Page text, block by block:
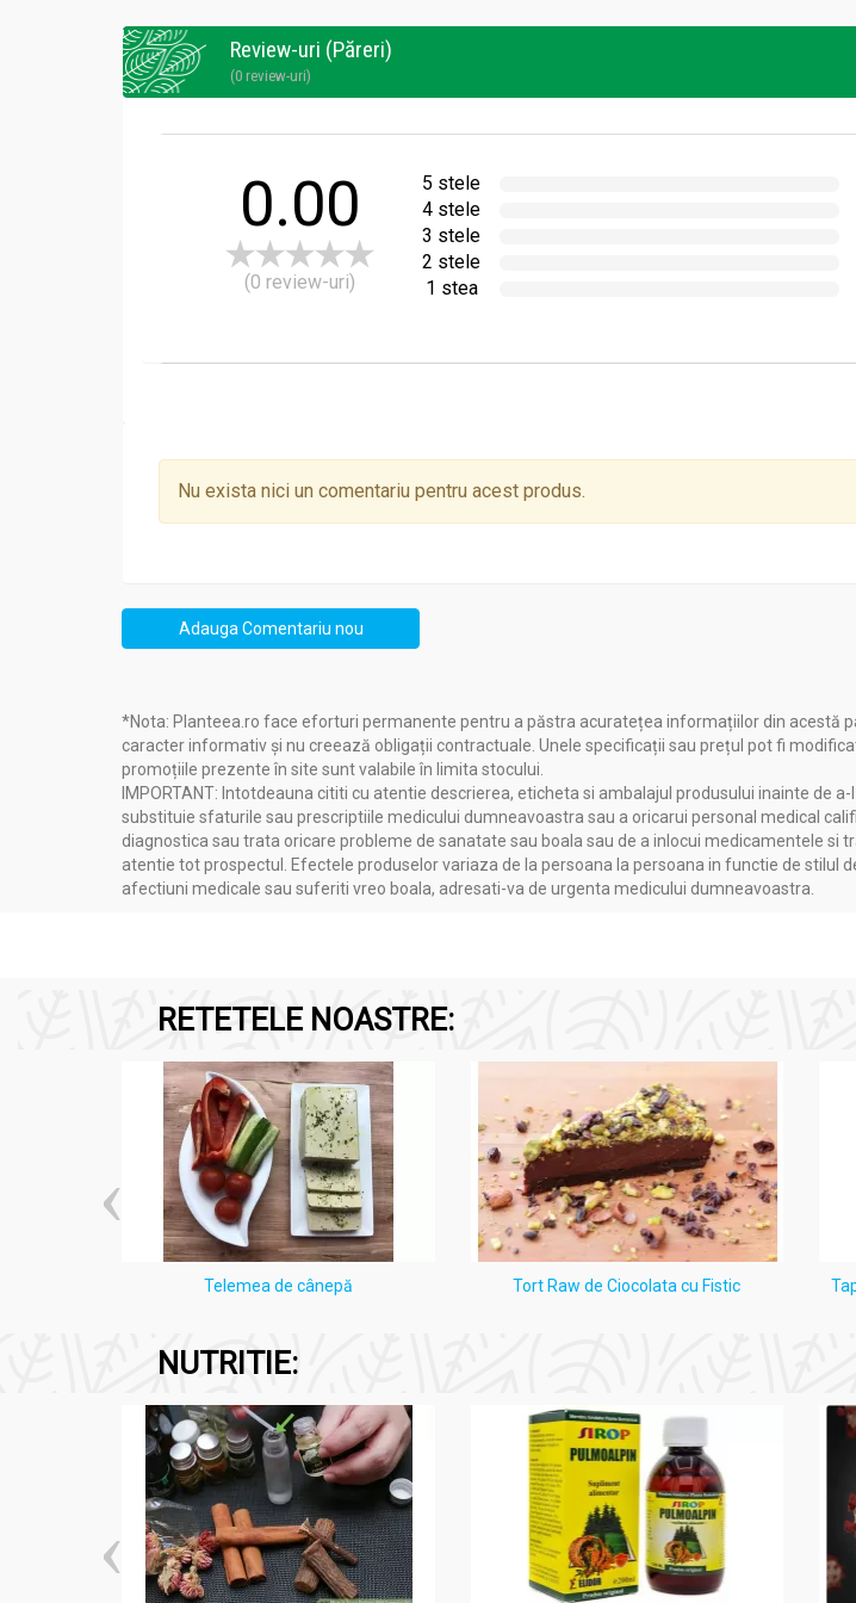
Administrare
Mod de administrare
Adulti si adolescenti: cate 1-2 capsule moi de 3 ori pe zi in timpul mesei.
Review-uri (Păreri)
(0 review-uri)
0.00
(0 review-uri)
5 stele
4 stele
3 stele
2 stele
1 stea
Nu exista nici un comentariu pentru acest produs.
Adauga Comentariu nou
*Nota: Planteea.ro face eforturi permanente pentru a păstra acuratețea informațiilor din acestă
caracter informativ și nu creează obligații contractuale. Unele specificații sau prețul pot fi
promoțiile prezente în site sunt valabile în limita stocului.
IMPORTANT: Intotdeauna cititi cu atentie descrierea, eticheta si ambalajul produsului inainte
substituie sfaturile sau prescriptiile medicului dumneavoastra sau a oricarui personal medical
diagnostica sau trata oricare probleme de sanatate sau boala sau de a inlocui medicamentele
atentie tot prospectul. Efectele produselor variaza de la persoana la persoana in functie de stilul
afectiuni medicale sau suferiti vreo boala, adresati-va de urgenta medicului dumneavoastra.
RETETELE NOASTRE:
Telemea de cânepă Tort Raw de Ciocolata cu Fistic
NUTRITIE: